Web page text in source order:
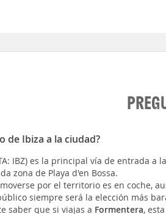
de Ibiza a la ciudad?
IBZ) es la principal vía de entrada
zona de Playa d'en Bossa.
por el territorio es en coche,
siempre será la elección más
saber que si viajas a Formentera,